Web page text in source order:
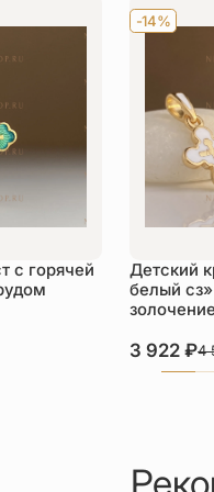
с горячей
-14%
Детский
белый
золочение
3 922₽4